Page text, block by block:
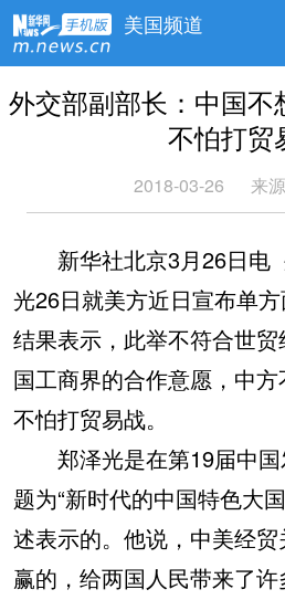
美国频道
外交部副部长：中国
不怕打贸
2018-03-26 来
新华社北京3月26日电
光26日就美方近日宣布单
结果表示，此举不符合世
国工商界的合作意愿，中
不怕打贸易战。
郑泽光是在第19届中国
题为“新时代的中国特色大
述表示的。他说，中美经
赢的，给两国人民带来了许